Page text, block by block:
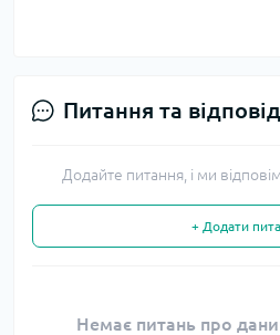
Питання та
Додайте питання, і ми
+ Додати
Немає питань про